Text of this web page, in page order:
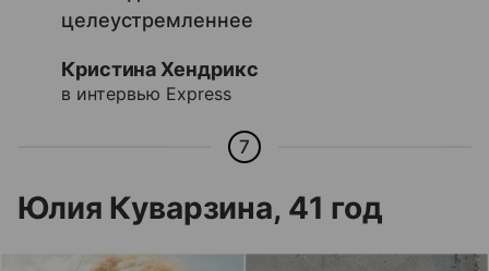
целеустремленнее
Кристина Хендрикс
в интервью Express
7
Юлия Куварзина, 41 год